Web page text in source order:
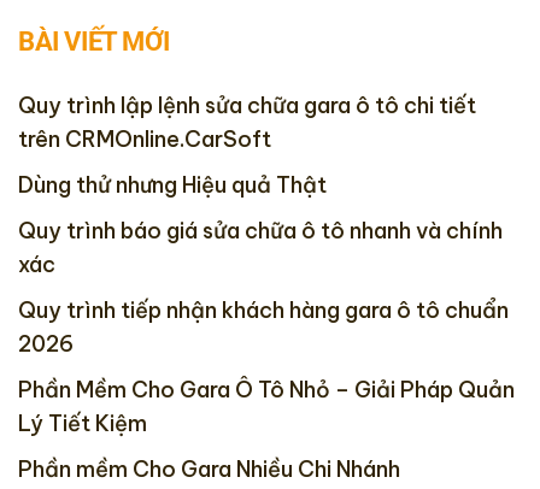
BÀI VIẾT MỚI
Quy trình lập lệnh sửa chữa gara ô tô chi tiết
trên CRMOnline.CarSoft
Dùng thử nhưng Hiệu quả Thật
Quy trình báo giá sửa chữa ô tô nhanh và chính
xác
Quy trình tiếp nhận khách hàng gara ô tô chuẩn
2026
Phần Mềm Cho Gara Ô Tô Nhỏ – Giải Pháp Quản
Lý Tiết Kiệm
Phần mềm Cho Gara Nhiều Chi Nhánh